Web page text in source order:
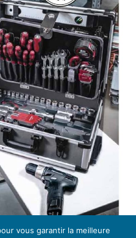
vous garantir la meilleure